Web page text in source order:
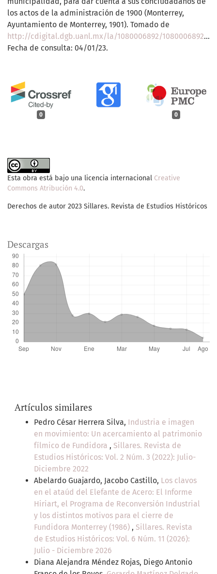
0 0
los actos de la administración de 1900 (Monterrey,
Ayuntamiento de Monterrey, 1901). Tomado de
http://cdigital.dgb.uanl.mx/la/1080006892/1080006892.html
Fecha de consulta: 04/01/23.
Esta obra está bajo una licencia internacional Creative
Commons Atribución 4.0.
Derechos de autor 2023 Sillares. Revista de Estudios Históricos
Descargas
Artículos similares
Pedro César Herrera Silva, Industria e imagen
en movimiento: Un acercamiento al patrimonio
fílmico de Fundidora , Sillares. Revista de
Estudios Históricos: Vol. 2 Núm. 3 (2022): Julio-
Diciembre 2022
Abelardo Guajardo, Jacobo Castillo, Los clavos
en el ataúd del Elefante de Acero: El Informe
Hiriart, el Programa de Reconversión Industrial
y los distintos motivos para el cierre de
Fundidora Monterrey (1986) , Sillares. Revista
de Estudios Históricos: Vol. 6 Núm. 11 (2026):
Julio - Diciembre 2026
Diana Alejandra Méndez Rojas, Diego Antonio